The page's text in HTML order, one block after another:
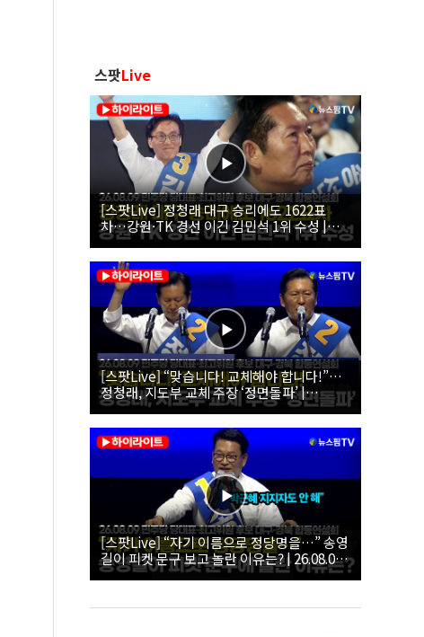
스팟Live
[스팟Live] 정청래 대구 승리에도 1622표
차…강원·TK 경선 이긴 김민석 1위 수성 |
26.08.09 더불어민주당 당대표·최고위원 후
보 대구·경북 합동연설회
[스팟Live] “맞습니다! 교체해야 합니다!”…
정청래, 지도부 교체 주장 ‘정면돌파’ |
26.08.09 더불어민주당 당대표·최고위원 후
보 대구·경북 합동연설회
[스팟Live] “자기 이름으로 정당명을…” 송영
길이 피켓 문구 보고 놀란 이유는? | 26.08.09
더불어민주당 당대표·최고위원 후보 대구·경